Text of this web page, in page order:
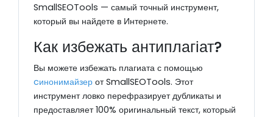
SmallSEOTools — самый точный инструмент,
который вы найдете в Интернете.
Как избежать антиплагіат?
Вы можете избежать плагиата с помощью
cинонимайзер от SmallSEOTools. Этот
инструмент ловко перефразирует дубликаты и
предоставляет 100% оригинальный текст, который